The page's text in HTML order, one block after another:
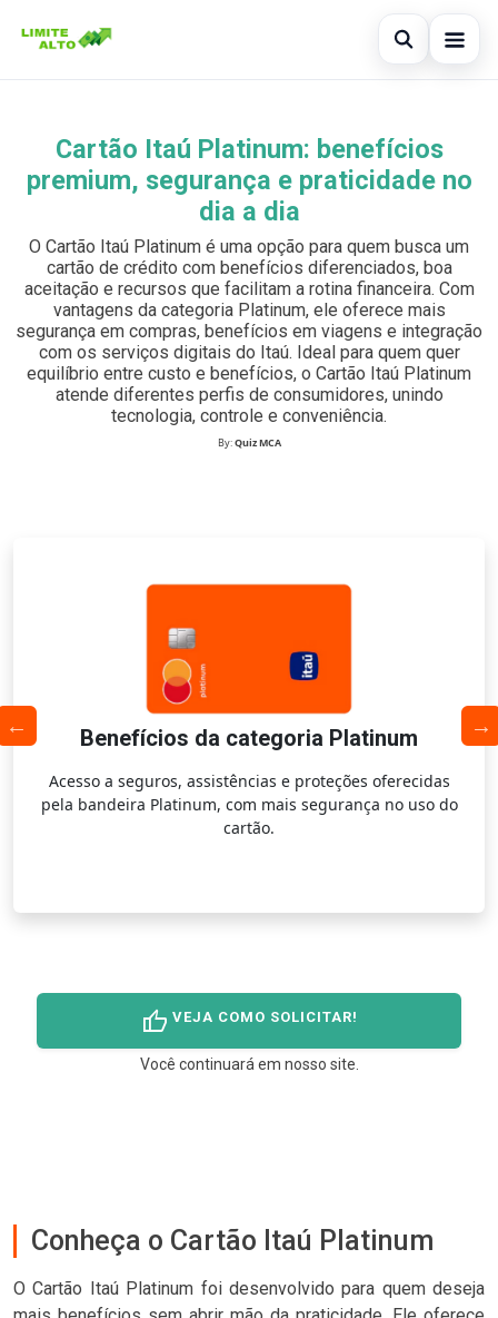
Abrir busca
Cartão de crédito
Empréstimo
Legal
Buscar no site
×
Buscar por:
Pressione Enter para buscar ou ESC para fechar.
Cartão Itaú Platinum: benefícios
premium, segurança e praticidade no
dia a dia
O Cartão Itaú Platinum é uma opção para quem busca um
cartão de crédito com benefícios diferenciados, boa
aceitação e recursos que facilitam a rotina financeira. Com
vantagens da categoria Platinum, ele oferece mais
segurança em compras, benefícios em viagens e integração
com os serviços digitais do Itaú. Ideal para quem quer
equilíbrio entre custo e benefícios, o Cartão Itaú Platinum
atende diferentes perfis de consumidores, unindo
tecnologia, controle e conveniência.
By:Quiz MCA
Benefícios da categoria Platinum
Acesso a seguros, assistências e proteções oferecidas
pela bandeira Platinum, com mais segurança no uso do
cartão.
thumb_up VEJA COMO SOLICITAR!
Você continuará em nosso site.
Conheça o Cartão Itaú Platinum
O Cartão Itaú Platinum foi desenvolvido para quem deseja